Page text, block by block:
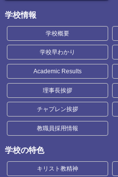
学校情報
学校概要
学校早わかり
Academic Results
理事長挨拶
チャプレン挨拶
教職員採用情報
学校の特色
キリスト教精神